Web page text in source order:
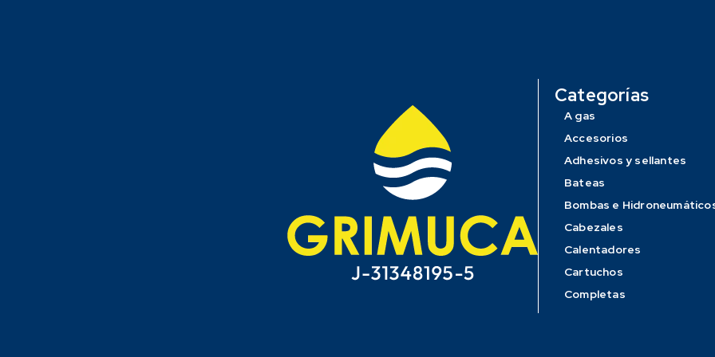
Categorías
A gas
Accesorios
Adhesivos y sellantes
Bateas
Bombas e
Cabezales
Calentadores
Cartuchos
Completas